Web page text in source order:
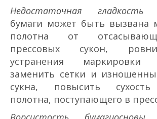
Недостаточная гладкость
бумаги может быть вызвана
полотна от
прессовых сукон,
устранения маркировки
заменить сетки и
сукна, повысить сухость
полотна, поступающего в